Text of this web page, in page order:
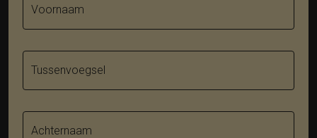
Voornaam
Tussenvoegsel
Achternaam